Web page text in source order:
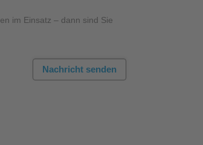
im Einsatz – dann sind Sie
Nachricht senden